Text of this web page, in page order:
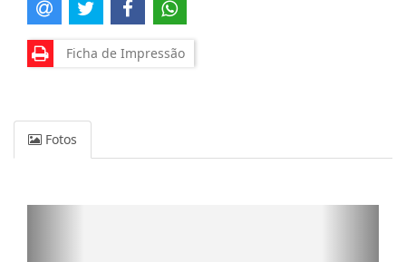
Ficha de Impressão
Fotos